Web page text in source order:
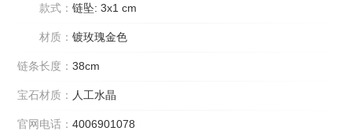
款式： 链坠: 3x1 cm
材质： 镀玫瑰金色
链条长度： 38cm
宝石材质： 人工水晶
官网电话： 4006901078